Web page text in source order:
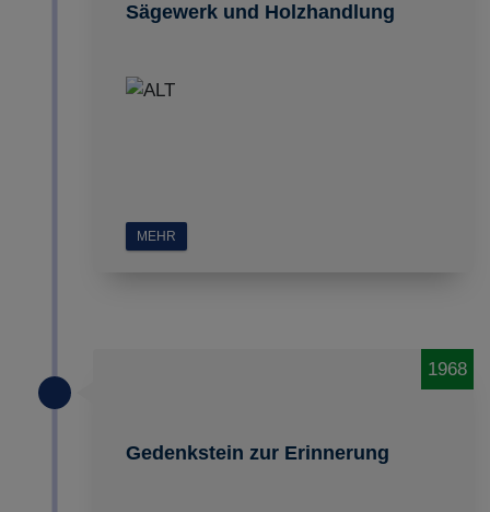
Sägewerk und Holzhandlung
MEHR
Gedenkstein zur Erinnerung
1968